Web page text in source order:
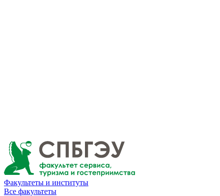
Факультеты и институты
Все факультеты